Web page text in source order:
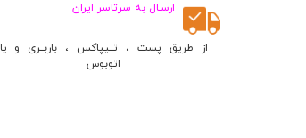
)
جی وی سی (
)
ارسـال به سرتاسر ایران
از طریق پست ، تــیپاکس ، باربــری و یا
اتوبوس